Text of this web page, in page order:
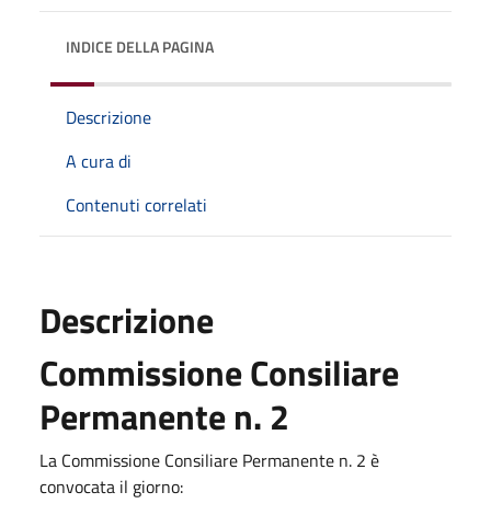
INDICE DELLA PAGINA
Descrizione
A cura di
Contenuti correlati
Descrizione
Commissione Consiliare
Permanente n. 2
La Commissione Consiliare Permanente n. 2 è
convocata il giorno: